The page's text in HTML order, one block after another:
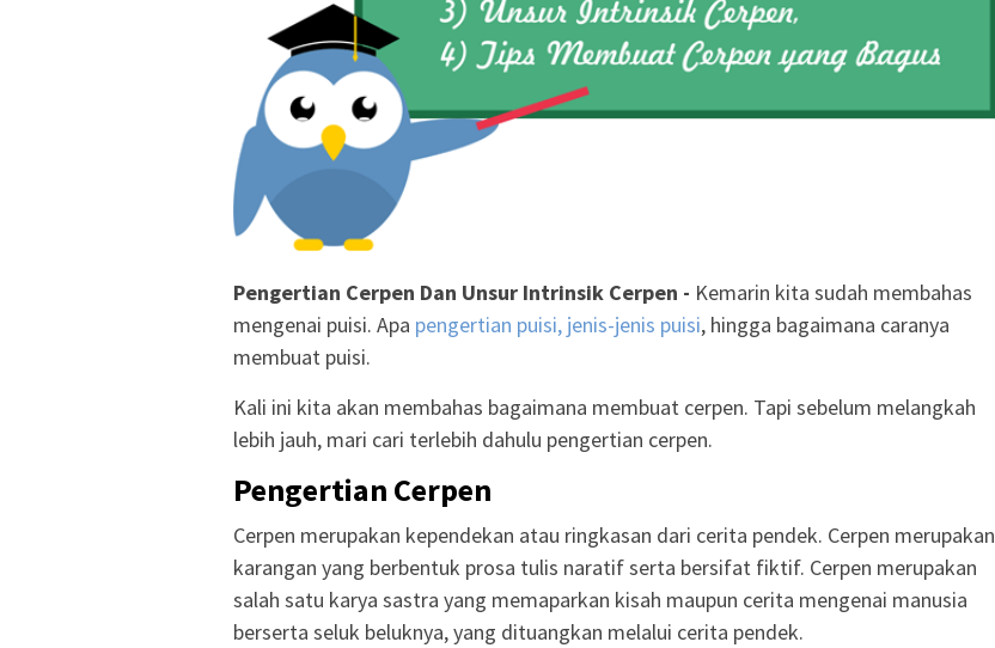
Pengertian Cerpen Dan Unsur Intrinsik Cerpen - Kemarin kita sudah membahas
mengenai puisi. Apa pengertian puisi, jenis-jenis puisi, hingga bagaimana caranya
membuat puisi.
Kali ini kita akan membahas bagaimana membuat cerpen. Tapi sebelum melangkah
lebih jauh, mari cari terlebih dahulu pengertian cerpen.
Pengertian Cerpen
Cerpen merupakan kependekan atau ringkasan dari cerita pendek. Cerpen merupakan
karangan yang berbentuk prosa tulis naratif serta bersifat fiktif. Cerpen merupakan
salah satu karya sastra yang memaparkan kisah maupun cerita mengenai manusia
berserta seluk beluknya, yang dituangkan melalui cerita pendek.